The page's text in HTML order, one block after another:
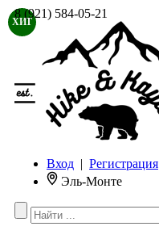
8 (921) 584-05-21
Вход | Регистрация
Эль-Монте
ХИТ